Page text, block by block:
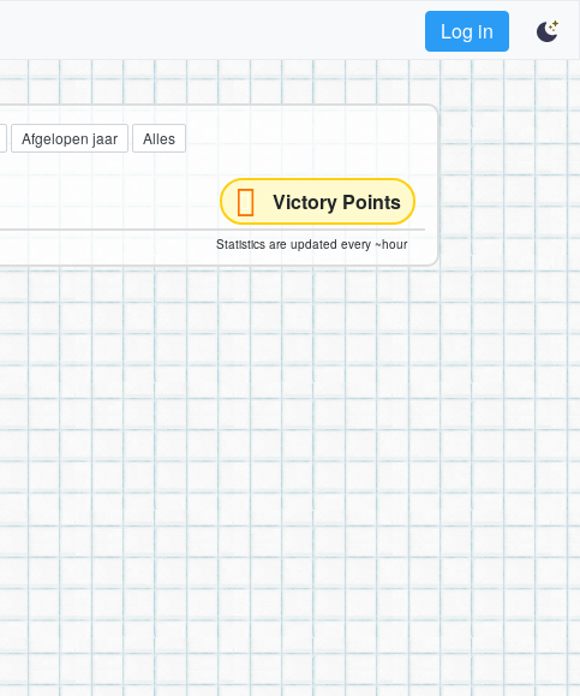
Log in
Afgelopen jaar Alles
Victory Points
Statistics are updated every ~hour